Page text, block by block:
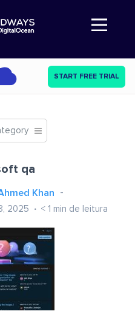
Abre a navegação
START FREE TRIAL
qa
Khan
2025 < 1 min de leitura